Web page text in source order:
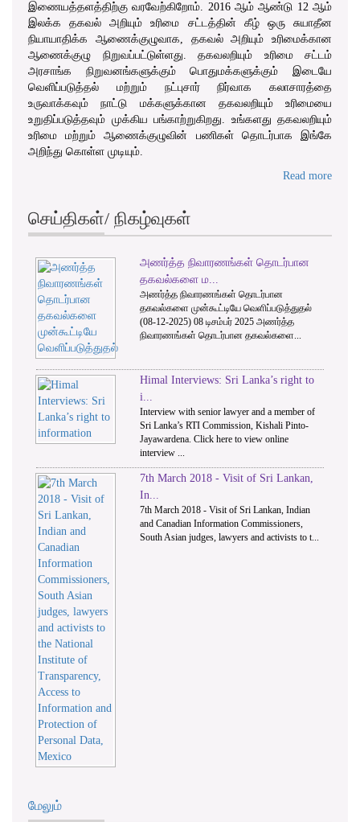
இணையத்தளத்திற்கு வரவேற்கிறோம். 2016 ஆம் ஆண்டு 12 ஆம்
இலக்க தகவல் அறியும் உரிமை சட்டத்தின் கீழ் ஒரு சுயாதீன
நியாயாதிக்க ஆணைக்குழுவாக, தகவல் அறியும் உரிமைக்கான
ஆணைக்குழு நிறுவப்பட்டுள்ளது. தகவலறியும் உரிமை சட்டம்
அரசாங்க நிறுவனங்களுக்கும் பொதுமக்களுக்கும் இடையே
வெளிப்படுத்தல் மற்றும் நட்புசார் நிர்வாக கலாசாரத்தை
உருவாக்கவும் நாட்டு மக்களுக்கான தகவலறியும் உரிமையை
உறுதிப்படுத்தவும் முக்கிய பங்காற்றுகிறது. உங்களது தகவலறியும்
உரிமை மற்றும் ஆணைக்குழுவின் பணிகள் தொடர்பாக இங்கே
அறிந்து கொள்ள முடியும்.
Read more
செய்திகள்/ நிகழ்வுகள்
1 2
அணர்த்த நிவாரணங்கள் தொடர்பான
தகவல்களை ம...
அணர்த்த நிவாரணங்கள் தொடர்பான
தகவல்களை முன்கூட்டியே வெளிப்படுத்துதல்
(08-12-2025) 08 டிசம்பர் 2025 அணர்த்த
நிவாரணங்கள் தொடர்பான தகவல்களை...
Himal Interviews: Sri Lanka’s right to
i...
Interview with senior lawyer and a member of
Sri Lanka’s RTI Commission, Kishali Pinto-
Jayawardena. Click here to view online
interview ...
7th March 2018 - Visit of Sri Lankan,
In...
7th March 2018 - Visit of Sri Lankan, Indian
and Canadian Information Commissioners,
South Asian judges, lawyers and activists to t...
மேலும்